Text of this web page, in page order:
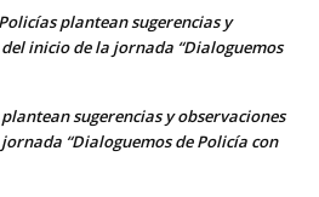
Policías plantean sugerencias y
inicio de la jornada “Dialoguemos
sugerencias y observaciones
“Dialoguemos de Policía con